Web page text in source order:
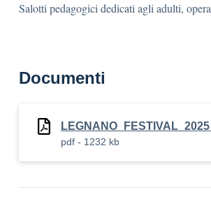
Salotti pedagogici dedicati agli adulti,
Documenti
pdf - 1232 kb